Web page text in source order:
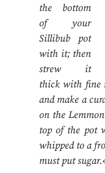
the bottom
of your
Sillibub pot
with it; then
strew it
thick with fine
and make a
on the
top of the pot
whipped to a
must put sugar.